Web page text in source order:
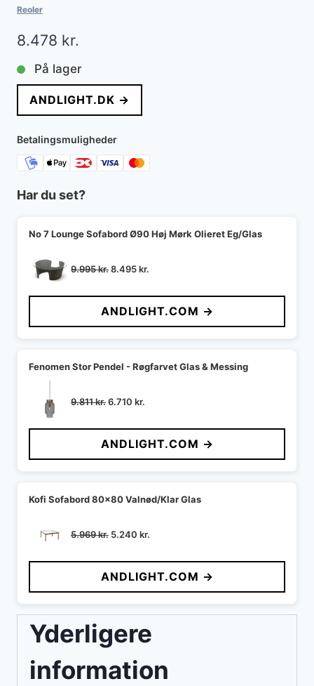
Reoler
8.478 kr.
På lager
ANDLIGHT.DK →
Betalingsmuligheder
Har du set?
No 7 Lounge Sofabord Ø90 Høj Mørk Olieret Eg/Glas
9.995kr.Den
pris
var:
9.995 kr..
8.495kr.
pris
er:
8.495 kr..
ANDLIGHT.COM →
Fenomen Stor Pendel - Røgfarvet Glas & Messing
9.811kr.Den
pris
var:
9.811 kr..
6.710 kr.
pris
er:
6.710 kr..
ANDLIGHT.COM →
Kofi Sofabord 80x80 Valnød/Klar Glas
5.969kr. Den
pris
var:
5.969 kr..
5.240 kr.
pris
er:
5.240 kr..
ANDLIGHT.COM →
Yderligere
information